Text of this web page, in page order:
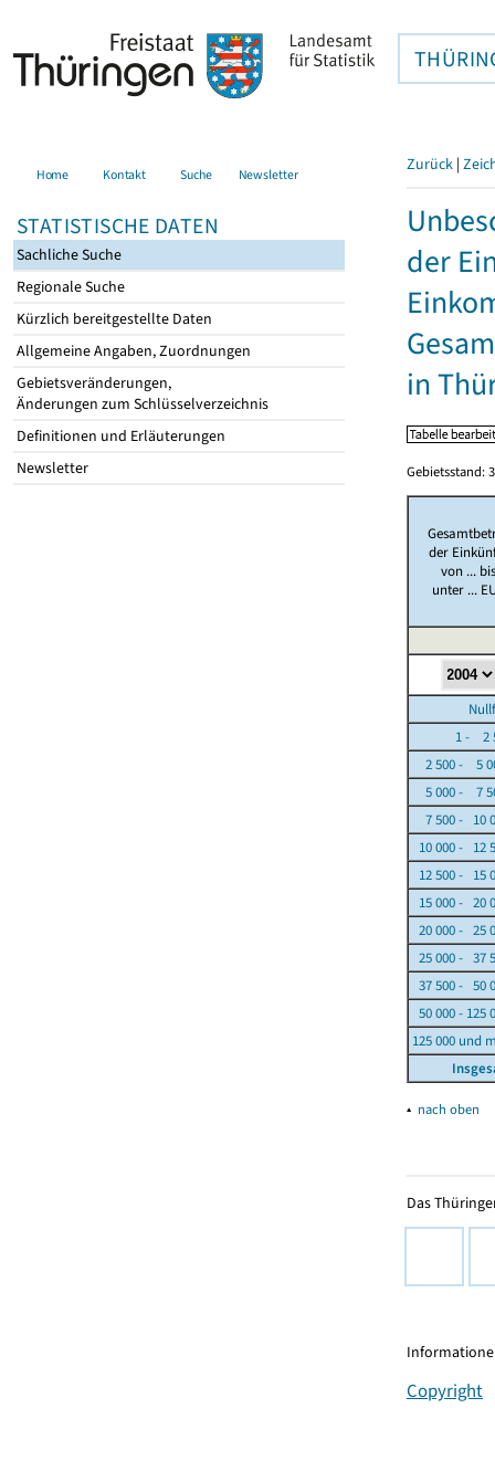
Home Kontakt Suche Newsletter
STATISTISCHE DATEN
Sachliche Suche
Regionale Suche
Kürzlich bereitgestellte Daten
Allgemeine Angaben, Zuordnungen
Gebietsveränderungen,
Änderungen zum Schlüsselverzeichnis
Definitionen und Erläuterungen
Newsletter
Zurück |
der
in
Gebietsstand:
der
von ...
unter ...
1 - 2
2 500 - 5
5 000 - 7
7 500 - 10
10 000 - 12
12 500 - 15
15 000 - 20
20 000 - 25
25 000 - 37
37 500 - 50
50 000 - 125
125 000 und
▴ nach oben
Das
Copyright